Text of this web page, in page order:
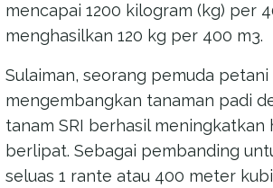
mencapai 1200 kilogram (kg) per
menghasilkan 120 kg per 400 m3.
Sulaiman, seorang pemuda
mengembangkan tanaman padi
tanam SRI berhasil
berlipat. Sebagai pembanding
seluas 1 rante atau 400 meter